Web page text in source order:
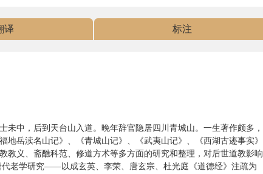
译 标注
中，后到天台山入道。晚年辞官隐居四川青城山。一生著作颇多，
岳渎名山记》、《青城山记》、《武夷山记》、《西湖古迹事实》
教义、斋醮科范、修道方术等多方面的研究和整理，对后世道教影响
老学研究——以成玄英、李荣、唐玄宗、杜光庭《道德经》注疏为